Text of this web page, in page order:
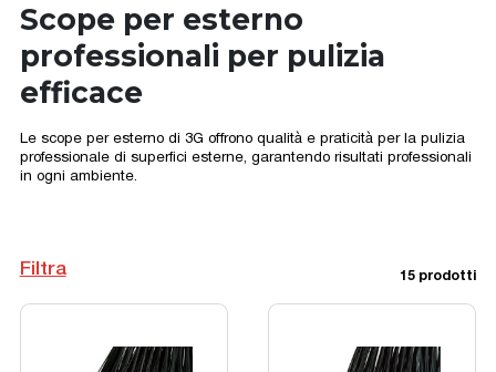
Scope per esterno
professionali per pulizia
efficace
Le scope per esterno di 3G offrono qualità e praticità per la pulizia
professionale di superfici esterne, garantendo risultati professionali
in ogni ambiente.
Filtra 15 prodotti